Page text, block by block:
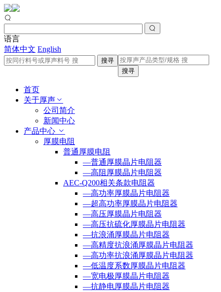
语言
简体中文 English
搜寻
搜寻
首页
关于厚声
公司简介
新闻中心
产品中心
厚膜电阻
普通厚膜电阻
—普通厚膜晶片电阻器
—高阻厚膜晶片电阻器
AEC-Q200相关条款电阻器
—高功率厚膜晶片电阻器
—超高功率厚膜晶片电阻器
—高压厚膜晶片电阻器
—高压抗硫化厚膜晶片电阻器
—抗浪涌厚膜晶片电阻器
—高精度抗浪涌厚膜晶片电阻器
—高功率抗浪涌厚膜晶片电阻器
—低温度系数厚膜晶片电阻器
—宽电极厚膜晶片电阻器
—抗静电厚膜晶片电阻器